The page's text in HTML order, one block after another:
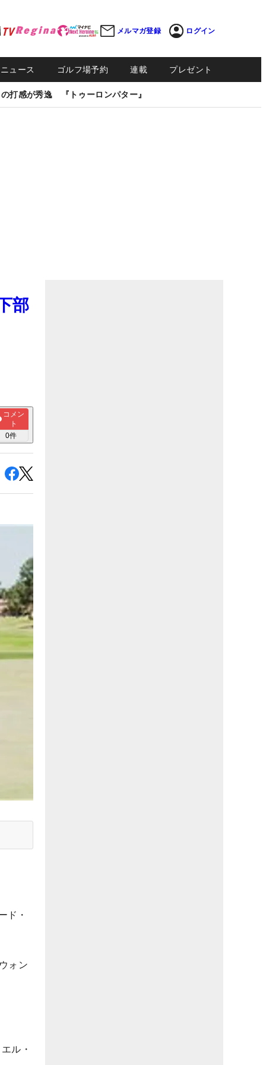
メルマガ登録 ログイン
ュース ゴルフ場予約 連載 プレゼント
打感が秀逸 『トゥーロンパター』
部
コメン
ト
0件
ド・
ォン
ル・